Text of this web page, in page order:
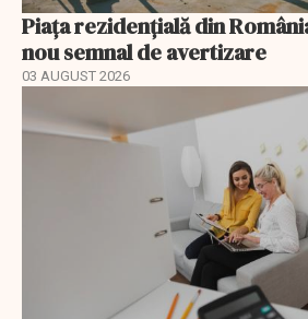
Piața rezidențială din
nou semnal de avertizare
03 AUGUST 2026